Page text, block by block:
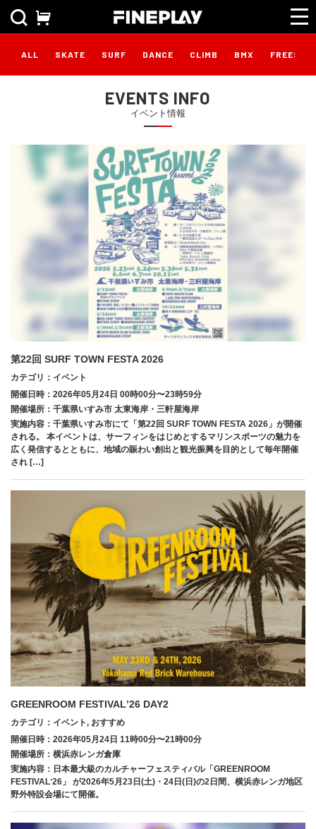
ALL SKATE SURF DANCE CLIMB BMX
EVENTS INFO
イベント情報
第22回 SURF TOWN FESTA 2026
カテゴリ：イベント
開催日時：2026年05月24日 00時00分〜23時59分
開催場所：千葉県いすみ市 太東海岸・三軒屋海岸
実施内容：千葉県いすみ市にて「第22回 SURF TOWN FESTA 2026」が開催
される。 本イベントは、サーフィンをはじめとするマリンスポーツの魅力を
広く発信するとともに、地域の賑わい創出と観光振興を目的として毎年開催
され […]
GREENROOM FESTIVALʼ26 DAY2
カテゴリ：イベント, おすすめ
開催日時：2026年05月24日 11時00分〜21時00分
開催場所：横浜⾚レンガ倉庫
実施内容：⽇本最⼤級のカルチャーフェスティバル「GREENROOM
FESTIVALʼ26」 が2026年5⽉23⽇(⼟)・24⽇(⽇)の2⽇間、横浜⾚レンガ地区
野外特設会場にて開催。